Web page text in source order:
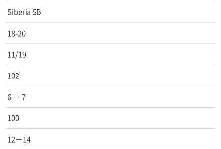
Siberia SB
18-20
11/19
102
6 － 7
100
12－14